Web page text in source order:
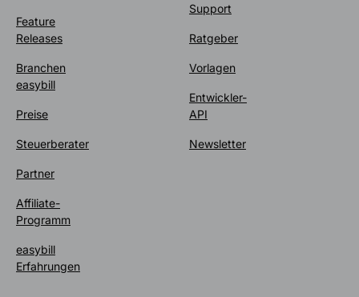
Feature
Releases
Branchen
easybill
Preise
Steuerberater
Partner
Affiliate-
Programm
easybill
Erfahrungen
Support
Ratgeber
Vorlagen
Entwickler-
API
Newsletter